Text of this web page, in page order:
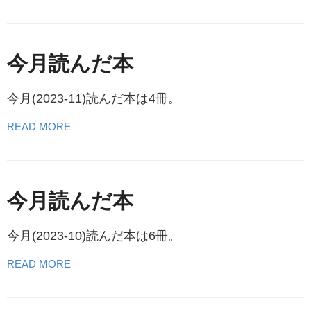
今月読んだ本
今月(2023-11)読んだ本は4冊。
READ MORE
今月読んだ本
今月(2023-10)読んだ本は6冊。
READ MORE